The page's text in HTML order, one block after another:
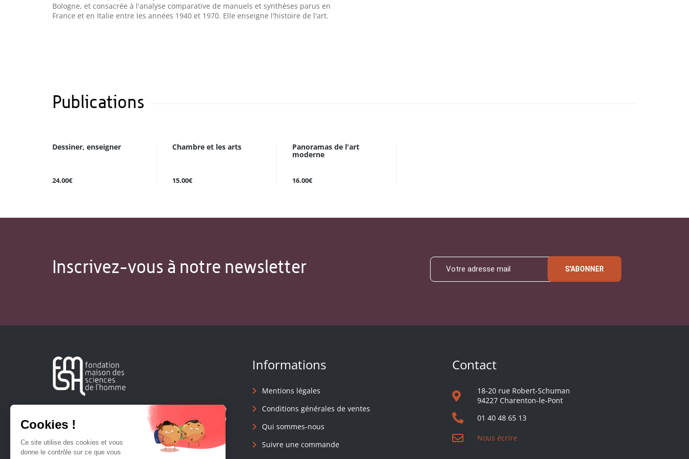
Bologne, et consacrée à l'analyse comparative de manuels et synthèses parus en
France et en Italie entre les années 1940 et 1970. Elle enseigne l'histoire de l'art.
Publications
Dessiner, enseigner
24.00€
Chambre et les arts
15.00€
Panoramas de l'art
moderne
16.00€
Inscrivez-vous à notre newsletter S'ABONNER
Créée en 1963, la Fondation Maison Sciences de l'Homme
soutient la recherche et la diffusion des connaissances en
sciences humaines et sociales.
Informations
Mentions légales
Conditions générales de ventes
Qui sommes-nous
Suivre une commande
Contact
18-20 rue Robert-Schuman
94227 Charenton-le-Pont
01 40 48 65 13
Nous écrire